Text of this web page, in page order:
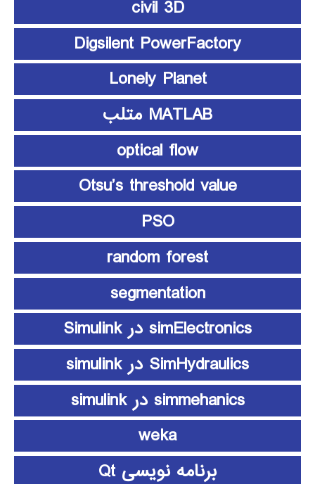
civil 3D
Digsilent PowerFactory
Lonely Planet
MATLAB متلب
optical flow
Otsu’s threshold value
PSO
random forest
segmentation
simElectronics در Simulink
SimHydraulics در simulink
simmehanics در simulink
weka
برنامه نویسی Qt